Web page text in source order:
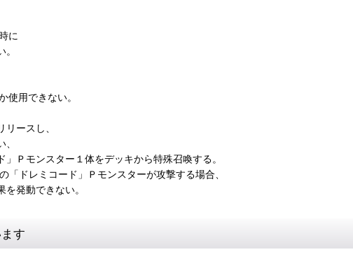
に
使用できない。
ースし、
Ｐモンスター１体をデッキから特殊召喚する。
ドレミコード」Ｐモンスターが攻撃する場合、
発動できない。
す